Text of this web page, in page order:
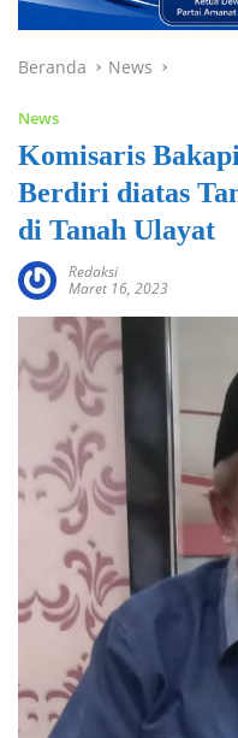
Beranda News
News
Komisaris
Berdiri diatas
di Tanah Ulayat
Redaksi
Maret 16, 2023